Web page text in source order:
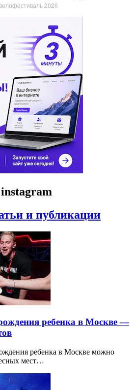
2026
и публикации
ребенка в Москве —
ребенка в Москве можно
мест…